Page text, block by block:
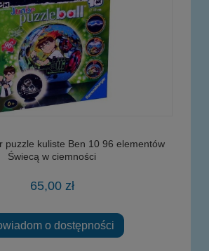
puzzle kuliste Ben 10 96 elementów
Świecą w ciemności
65,00 zł
o dostępności